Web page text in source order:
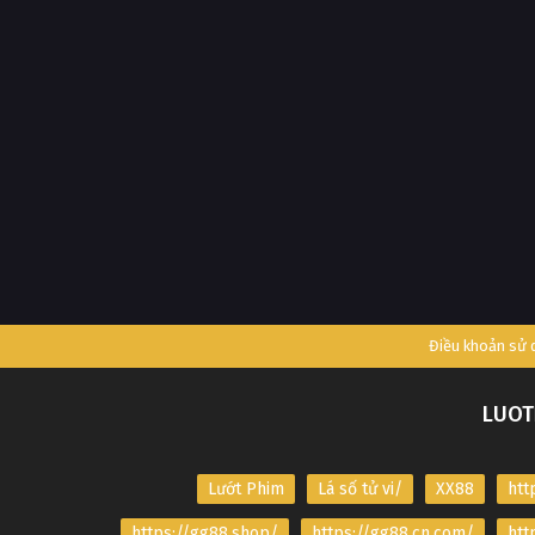
Điều khoản sử
Lướt Phim Lá số tử vi/ XX88